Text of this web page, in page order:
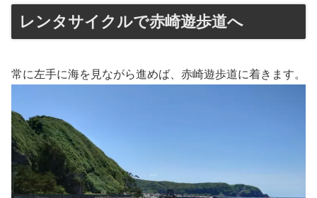
レンタサイクルで赤崎遊歩道へ
常に左手に海を見ながら進めば、赤崎遊歩道に着きます。